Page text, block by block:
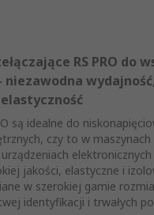
RS PRO do
niezawodna wydajność,
są idealne do
czy to w maszynach
jakości, elastyczne i
w szerokiej gamie
identyfikacji i trwałych